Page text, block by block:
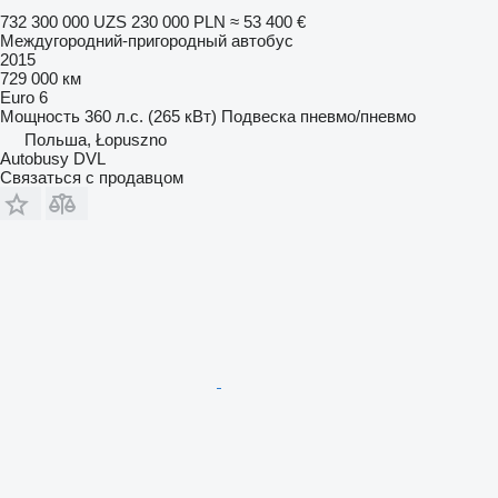
732 300 000 UZS 230 000 PLN ≈ 53 400 €
Междугородний-пригородный автобус
2015
729 000 км
Euro 6
Мощность 360 л.с. (265 кВт) Подвеска пневмо/пневмо
Польша, Łopuszno
Autobusy DVL
Связаться с продавцом